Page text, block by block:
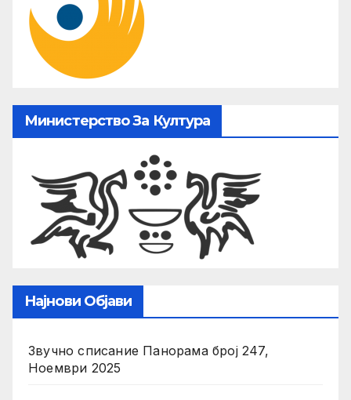
Министерство За Култура
Најнови Објави
Звучно списание Панорама број 247,
Ноември 2025